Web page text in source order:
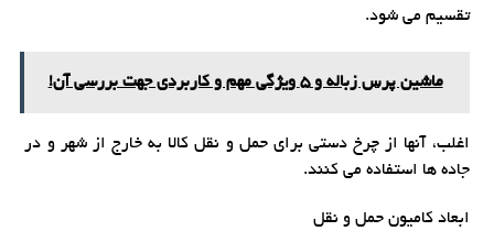
تقسیم می شود.
ماشین پرس زباله و 5 ویژگی مهم و کاربردی جهت بررسی آن!
اغلب، آنها از چرخ دستی برای حمل و نقل کالا به خارج از شهر و در
جاده ها استفاده می کنند.
ابعاد کامیون حمل و نقل